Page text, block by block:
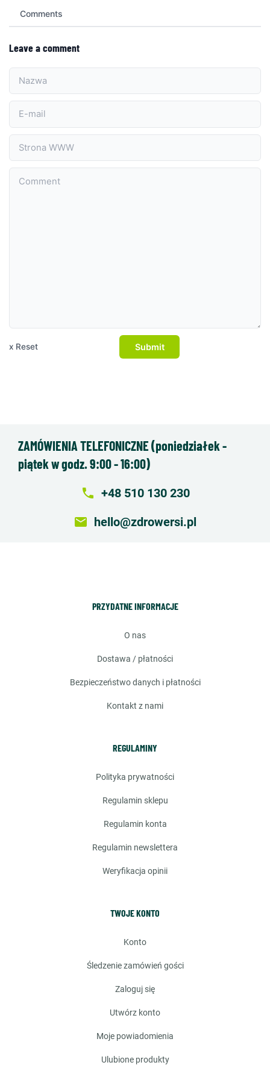
Comments
Leave a comment
x Reset Submit
ZAMÓWIENIA TELEFONICZNE (poniedziałek -
piątek w godz. 9:00 - 16:00)
local_phone +48 510 130 230
email hello@zdrowersi.pl
PRZYDATNE INFORMACJE
o nas
dostawa / płatności
bezpieczeństwo danych i płatności
kontakt z nami
REGULAMINY
polityka prywatności
regulamin sklepu
regulamin konta
regulamin newslettera
weryfikacja opinii
TWOJE KONTO
konto
śledzenie zamówień gości
zaloguj się
utwórz konto
moje powiadomienia
ulubione produkty